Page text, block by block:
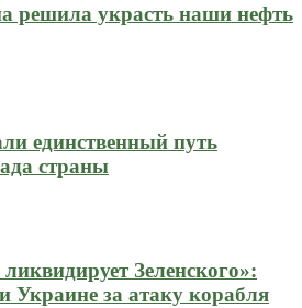
решила украсть наши нефть
единственный путь
страны
Зеленского»:
Украине за атаку корабля